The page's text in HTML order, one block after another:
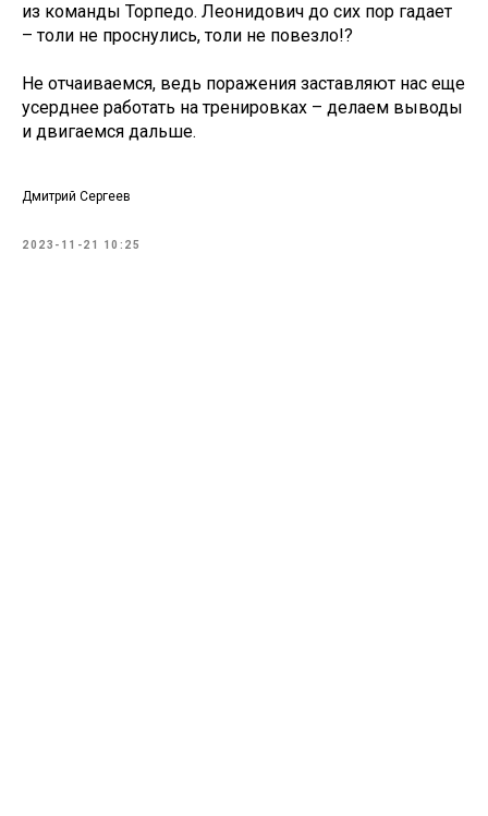
из команды Торпедо. Леонидович до сих пор гадает
– толи не проснулись, толи не повезло!?
Не отчаиваемся, ведь поражения заставляют нас еще
усерднее работать на тренировках – делаем выводы
и двигаемся дальше.
Дмитрий Сергеев
2023-11-21 10:25